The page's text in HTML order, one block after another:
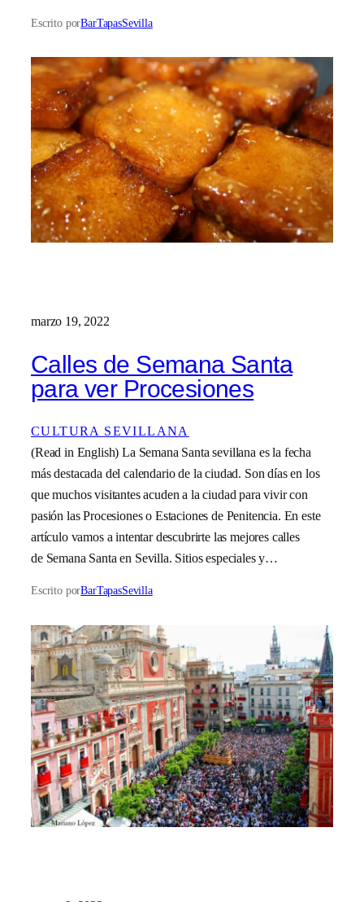
Escrito porBarTapasSevilla
marzo 19, 2022
Calles de Semana Santa
para ver Procesiones
CULTURA SEVILLANA
(Read in English) La Semana Santa sevillana es la fecha
más destacada del calendario de la ciudad. Son días en los
que muchos visitantes acuden a la ciudad para vivir con
pasión las Procesiones o Estaciones de Penitencia. En este
artículo vamos a intentar descubrirte las mejores calles
de Semana Santa en Sevilla. Sitios especiales y…
Escrito porBarTapasSevilla